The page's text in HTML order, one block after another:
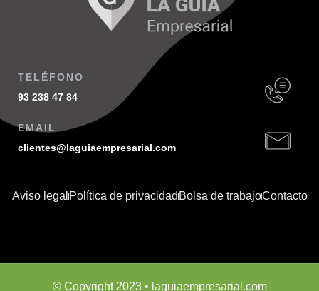
TELÉFONO
93 238 47 84
EMAIL
clientes@laguiaempresarial.com
Aviso legal Política de privacidadBolsa de trabajoContacto
© Copyright 2023 • laguiaempresarial.com